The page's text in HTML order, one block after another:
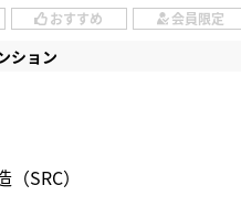
おすすめ 会員限定
ション
SRC）